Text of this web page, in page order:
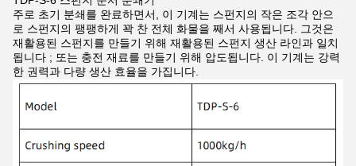
주로 초기 분쇄를 완료하면서, 이 기계는 스펀지의 작은 조각 안으
로 스펀지의 팽팽하게 꽉 찬 전체 화물을 째서 사용됩니다. 그것은
재활용된 스펀지를 만들기 위해 재활용된 스펀지 생산 라인과 일치
됩니다 ; 또는 충전 재료를 만들기 위해 압도됩니다. 이 기계는 강력
한 권력과 다량 생산 효율을 가집니다.